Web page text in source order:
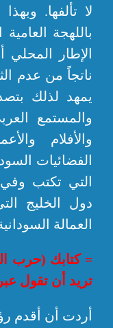
لا تألفها.
باللهجة
الإطار المحلي
ناتجاً من عدم
يمهد لذلك
والمستمع
والأفلام
الفضائيات
التي تكتب
دول الخليج
العمالة
= كتابك (حرب
تريد أن تقول
أردت أن أقدم